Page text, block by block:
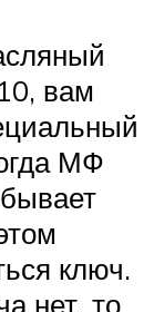
вам
МФ
ключ.
нет, то